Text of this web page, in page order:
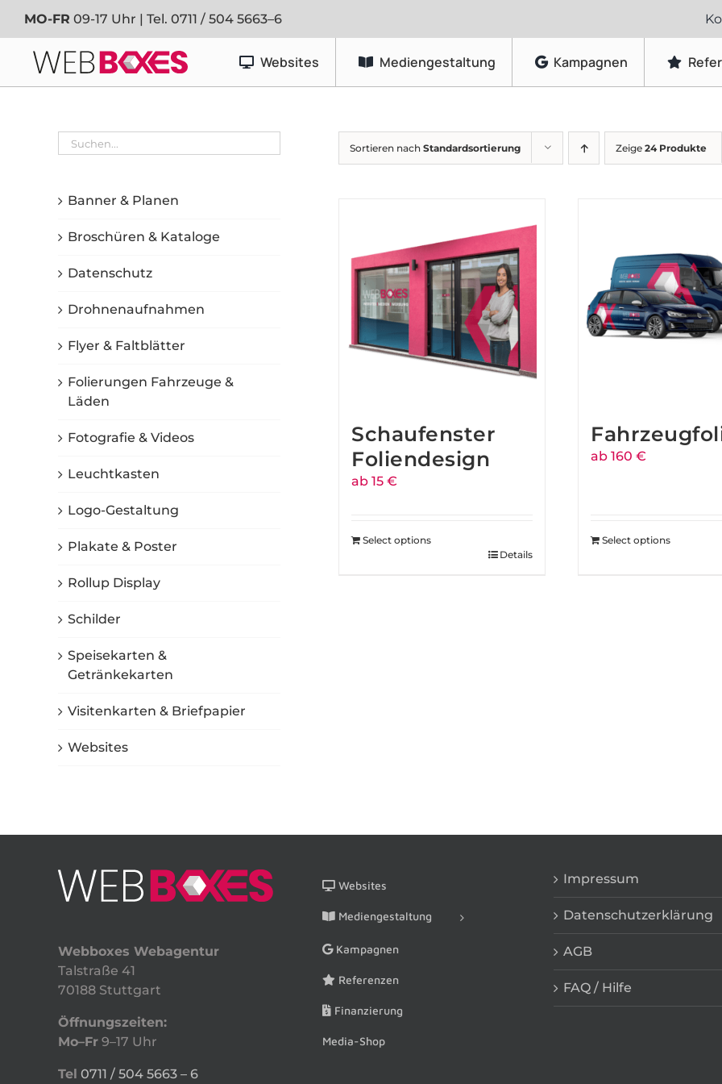
Inhalt
springen
MO-FR 09-17 Uhr | Tel. 0711 / 504 5663–6
Websites Mediengestaltung
Werbetechnik
Fahrzeugfolierung
Grafikdesign
Logo-Gestaltung
Flyer & Faltblätter
Broschüren & Kataloge
Speisekarten & Getränkekarten
Plakate & Poster
Kampagnen
Sortieren nach Standardsortierung Zeige 24 Produkte
Schaufenster
Foliendesign
ab 15 €
Select options
Details
ab 160 €
Select options
Banner & Planen
Broschüren & Kataloge
Datenschutz
Drohnenaufnahmen
Flyer & Faltblätter
Folierungen Fahrzeuge &
Läden
Fotografie & Videos
Leuchtkasten
Logo-Gestaltung
Plakate & Poster
Rollup Display
Schilder
Speisekarten &
Getränkekarten
Visitenkarten & Briefpapier
Websites
Webboxes Webagentur
Talstraße 41
70188 Stuttgart
Öffnungszeiten:
Mo–Fr 9–17 Uhr
Tel 0711 / 504 5663 – 6
Websites
Mediengestaltung
Kampagnen
Referenzen
Finanzierung
Media-Shop
Impressum
Datenschutzerklärung
AGB
FAQ / Hilfe